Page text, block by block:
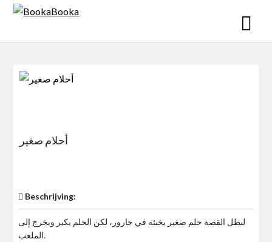
Skip
أحلام صغير
Beschrijving:
لبطل القصة حلم صغير يخبئه في جارور، لكن الحلم يكبر ويخرج إلى
الملعب.